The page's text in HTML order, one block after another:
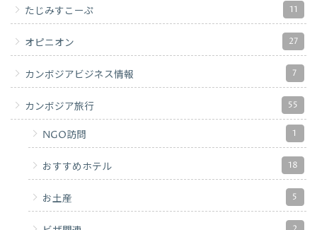
たじみすこーぷ 11
オピニオン 27
カンボジアビジネス情報 7
カンボジア旅行 55
NGO訪問 1
おすすめホテル 18
お土産 5